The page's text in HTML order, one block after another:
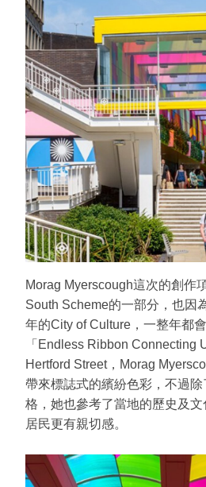
Morag Myerscough這次的創作
South Scheme的一部分，也因
年的City of Culture，一整年都
「Endless Ribbon Connecting
Hertford Street，Morag
帶來標誌式的繽紛色彩，不過
格，她也參考了當地的歷史及
居民更有親切感。